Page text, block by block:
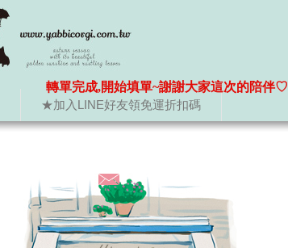
★加入LINE好友領免運折扣碼
轉單完成,開始填單~謝謝大家這次的陪伴♡